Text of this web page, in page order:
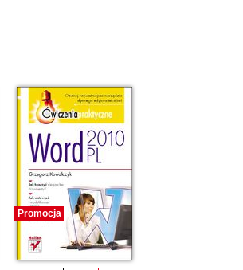
Promocja